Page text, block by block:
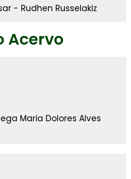
- Rudhen Russelakiz
Acervo
Maria Dolores Alves